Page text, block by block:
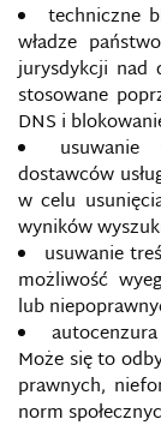
techniczne
władze
jurysdykcji nad
stosowane
DNS i
usuwanie
dostawców
w celu
wyników
usuwanie
możliwość
lub
Może się to
prawnych,
norm
AGENCJE
AGRESJA
AI
AMAQ
ANALOGOWE
AS-SAHAB
ATAK